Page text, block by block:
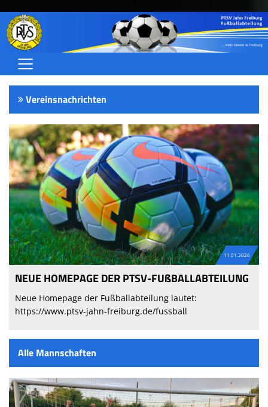
Home
Herren
Frauen/Juniorinnen
Jugend (A-C)
Jugend (D-G)
Schiedsrichter
Über uns
Termine/Ergebnisse
Passwesen
Vereinsnachrichten
11.01.2026
NEUE HOMEPAGE DER PTSV-FUßBALLABTEILUNG
Neue Homepage der Fußballabteilung lautet:
https://www.ptsv-jahn-freiburg.de/fussball
Alle Mannschaften